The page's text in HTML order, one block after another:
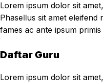
Lorem ipsum dolor sit
Phasellus sit amet eleifend
fames ac ante ipsum
Daftar Guru
Lorem ipsum dolor sit